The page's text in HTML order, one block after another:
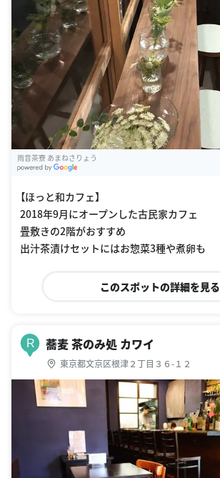
雨音茶寮 あまねさりょう
【ほっと和カフェ】
2018年9月にオープンした古民家カフェ
畳敷きの2階がおすすめ
出汁茶漬けセットにはお惣菜3種や煮卵も
このスポットの詳細を見る
R 蕎麦 茶のみ処 カワイ
東京都文京区根津２丁目３６-１２